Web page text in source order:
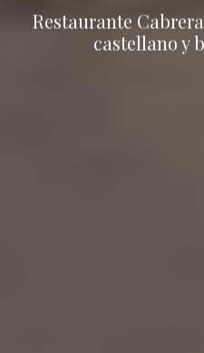
Restaurante
castellano y